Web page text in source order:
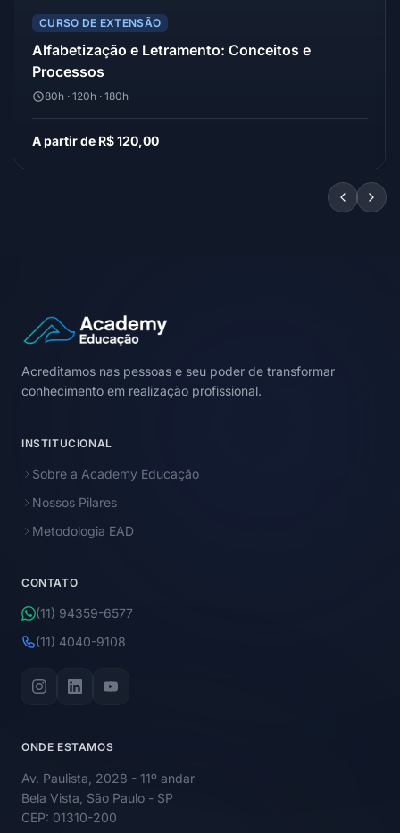
CURSO DE EXTENSÃO
Alfabetização e Letramento: Conceitos e
Processos
80h · 120h · 180h
A partir de R$ 120,00
Acreditamos nas pessoas e seu poder de transformar
conhecimento em realização profissional.
INSTITUCIONAL
Sobre a Academy Educação
Nossos Pilares
Metodologia EAD
CONTATO
(11) 94359-6577
(11) 4040-9108
ONDE ESTAMOS
Av. Paulista, 2028 - 11º andar
Bela Vista, São Paulo - SP
CEP: 01310-200